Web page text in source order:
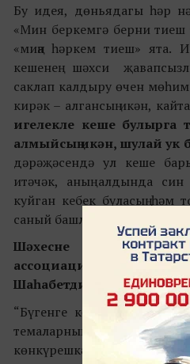
Бу идея, дөньядагы һәр
«Мин беркемгә берни тиеш
«миңа һәркем тиеш» ята.
кешенең шәхси
саклап калдыру өчен
кирәк – алгансың икән,
игелекле кеше булырга
алмыйсың икән, шулай ук
дәрәҗәсендә ул кеше
итәчәк, аның алдында
куйган кебек буласың һәм
саный башларга мөмкин.
Шәхесне үстерү
ассоциациясе
Шаһабетдинова:
“Бүгенге көндә мәгълүмат
темаларның берсе бу.
көнкүрешкә килеп эләгеп,